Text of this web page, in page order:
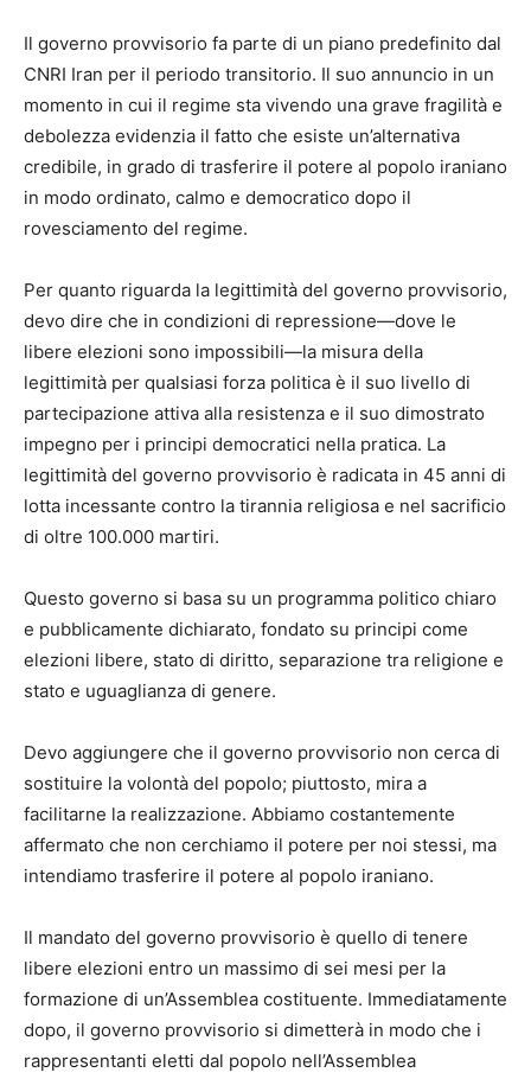
Il governo provvisorio fa parte di un piano predefinito dal
CNRI Iran per il periodo transitorio. Il suo annuncio in un
momento in cui il regime sta vivendo una grave fragilità e
debolezza evidenzia il fatto che esiste un’alternativa
credibile, in grado di trasferire il potere al popolo iraniano
in modo ordinato, calmo e democratico dopo il
rovesciamento del regime.
Per quanto riguarda la legittimità del governo provvisorio,
devo dire che in condizioni di repressione—dove le
libere elezioni sono impossibili—la misura della
legittimità per qualsiasi forza politica è il suo livello di
partecipazione attiva alla resistenza e il suo dimostrato
impegno per i principi democratici nella pratica. La
legittimità del governo provvisorio è radicata in 45 anni di
lotta incessante contro la tirannia religiosa e nel sacrificio
di oltre 100.000 martiri.
Questo governo si basa su un programma politico chiaro
e pubblicamente dichiarato, fondato su principi come
elezioni libere, stato di diritto, separazione tra religione e
stato e uguaglianza di genere.
Devo aggiungere che il governo provvisorio non cerca di
sostituire la volontà del popolo; piuttosto, mira a
facilitarne la realizzazione. Abbiamo costantemente
affermato che non cerchiamo il potere per noi stessi, ma
intendiamo trasferire il potere al popolo iraniano.
Il mandato del governo provvisorio è quello di tenere
libere elezioni entro un massimo di sei mesi per la
formazione di un’Assemblea costituente. Immediatamente
dopo, il governo provvisorio si dimetterà in modo che i
rappresentanti eletti dal popolo nell’Assemblea